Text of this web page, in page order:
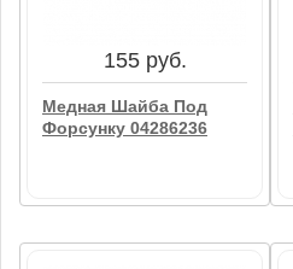
155 руб.
Медная Шайба Под
Форсунку 04286236